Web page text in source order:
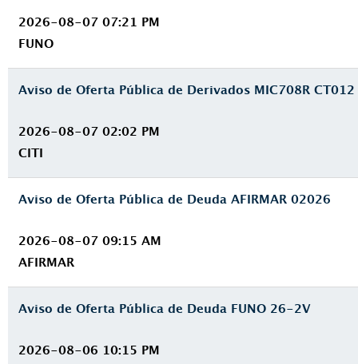
2026-08-07 07:21 PM
FUNO
Aviso de Oferta Pública de Derivados MIC708R CT012
2026-08-07 02:02 PM
CITI
Aviso de Oferta Pública de Deuda AFIRMAR 02026
2026-08-07 09:15 AM
AFIRMAR
Aviso de Oferta Pública de Deuda FUNO 26-2V
2026-08-06 10:15 PM